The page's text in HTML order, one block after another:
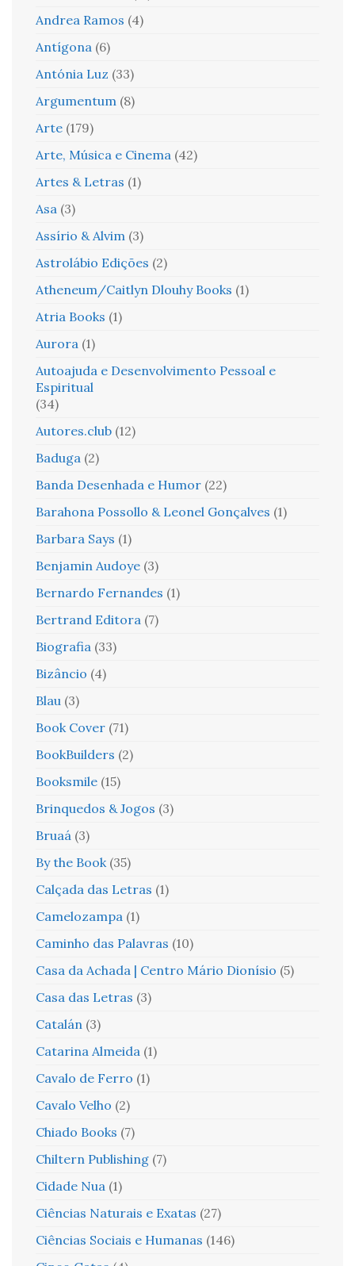
Andrea Ramos (4)
Antígona (6)
Antónia Luz (33)
Argumentum (8)
Arte (179)
Arte, Música e Cinema (42)
Artes & Letras (1)
Asa (3)
Assírio & Alvim (3)
Astrolábio Edições (2)
Atheneum/Caitlyn Dlouhy Books (1)
Atria Books (1)
Aurora (1)
Autoajuda e Desenvolvimento Pessoal e
Espiritual
(34)
Autores.club (12)
Baduga (2)
Banda Desenhada e Humor (22)
Barahona Possollo & Leonel Gonçalves (1)
Barbara Says (1)
Benjamin Audoye (3)
Bernardo Fernandes (1)
Bertrand Editora (7)
Biografia (33)
Bizâncio (4)
Blau (3)
Book Cover (71)
BookBuilders (2)
Booksmile (15)
Brinquedos & Jogos (3)
Bruaá (3)
By the Book (35)
Calçada das Letras (1)
Camelozampa (1)
Caminho das Palavras (10)
Casa da Achada | Centro Mário Dionísio (5)
Casa das Letras (3)
Catalán (3)
Catarina Almeida (1)
Cavalo de Ferro (1)
Cavalo Velho (2)
Chiado Books (7)
Chiltern Publishing (7)
Cidade Nua (1)
Ciências Naturais e Exatas (27)
Ciências Sociais e Humanas (146)